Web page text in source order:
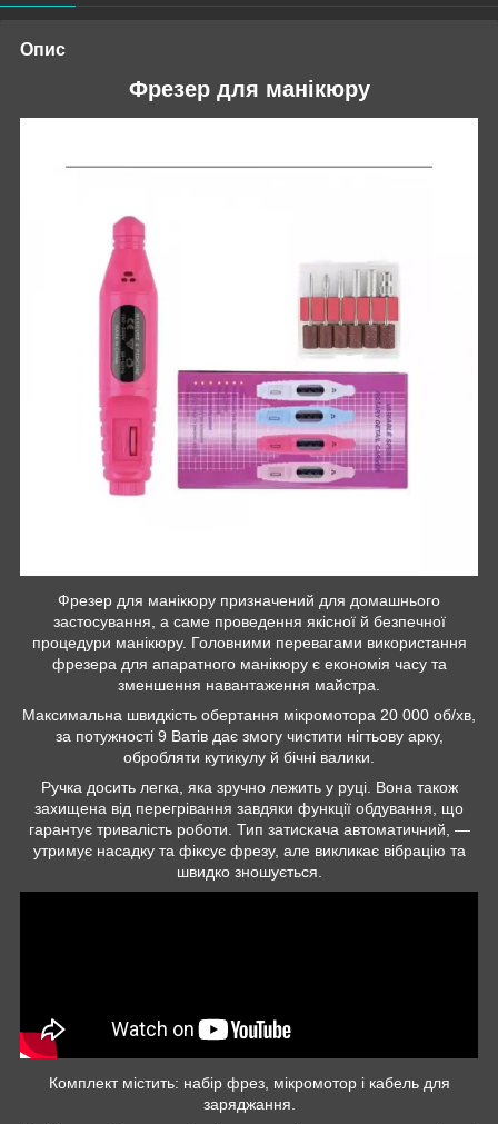
Опис
Фрезер для манікюру
Фрезер для манікюру призначений для домашнього
застосування, а саме проведення якісної й безпечної
процедури манікюру. Головними перевагами використання
фрезера для апаратного манікюру є економія часу та
зменшення навантаження майстра.
Максимальна швидкість обертання мікромотора 20 000 об/хв,
за потужності 9 Ватів дає змогу чистити нігтьову арку,
обробляти кутикулу й бічні валики.
Ручка досить легка, яка зручно лежить у руці. Вона також
захищена від перегрівання завдяки функції обдування, що
гарантує тривалість роботи. Тип затискача автоматичний, —
утримує насадку та фіксує фрезу, але викликає вібрацію та
швидко зношується.
Комплект містить: набір фрез, мікромотор і кабель для
заряджання.